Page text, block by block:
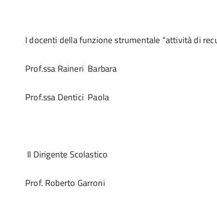
I docenti della funzione strumentale “attività di
Prof.ssa Raineri Barbara
Prof.ssa Dentici Paola
Il Dirigente Scolastico
Prof. Roberto Garroni